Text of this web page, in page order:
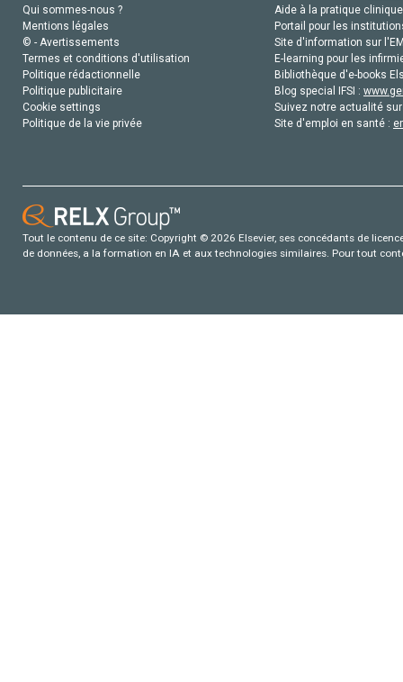
Qui sommes-nous ?
Mentions légales
© - Avertissements
Termes et conditions d'utilisation
Politique rédactionnelle
Politique publicitaire
Cookie settings
Politique de la vie privée
Aide à la pratique
Portail pour les
Site d'information sur
E-learning pour les
Bibliothèque d'e-books
Blog special IFSI :
Suivez notre actualité
Site d'emploi en santé :
Tout le contenu de ce site: Copyright © 2026 Elsevier, ses concédants de
de données, a la formation en IA et aux technologies similaires. Pour tout